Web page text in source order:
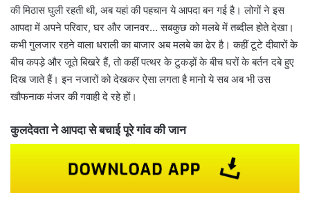
की मिठास घुली रहती थी, अब यहां की पहचान ये आपदा बन गई है। लोगों ने इस
आपदा में अपने परिवार, घर और जानवर… सबकुछ को मलबे में तब्दील होते देखा।
कभी गुलजार रहने वाला धराली का बाजार अब मलबे का ढेर है। कहीं टूटे दीवारों के
बीच कपड़े और जूते बिखरे हैं, तो कहीं पत्थर के टुकड़ों के बीच घरों के बर्तन दबे हुए
दिख जाते हैं। इन नजारों को देखकर ऐसा लगता है मानो ये सब अब भी उस
खौफनाक मंजर की गवाही दे रहे हों।
कुलदेवता ने आपदा से बचाई पूरे गांव की जान